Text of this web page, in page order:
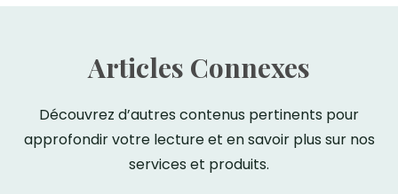
Articles Connexes
Découvrez d’autres contenus pertinents pour
approfondir votre lecture et en savoir plus sur nos
services et produits.